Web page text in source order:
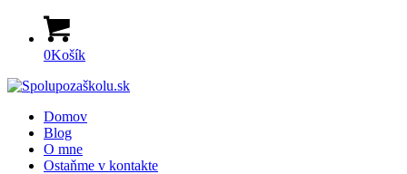
0Košík
Domov
Blog
O mne
Ostaňme v kontakte